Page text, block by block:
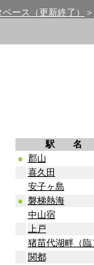
ース（更新終了） ＞
駅 名
● 郡山
喜久田
安子ヶ島
● 磐梯熱海
中山宿
上戸
猪苗代湖畔（臨
関都